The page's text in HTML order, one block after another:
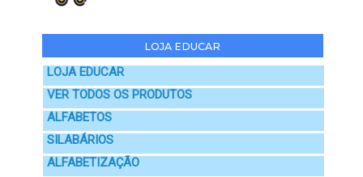
LOJA EDUCAR
LOJA EDUCAR
VER TODOS OS PRODUTOS
ALFABETOS
SILABÁRIOS
ALFABETIZAÇÃO